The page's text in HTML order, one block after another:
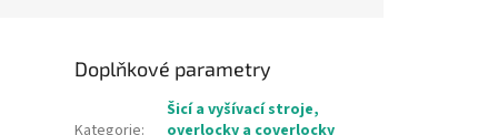
Doplňkové parametry
Šicí a vyšívací stroje,